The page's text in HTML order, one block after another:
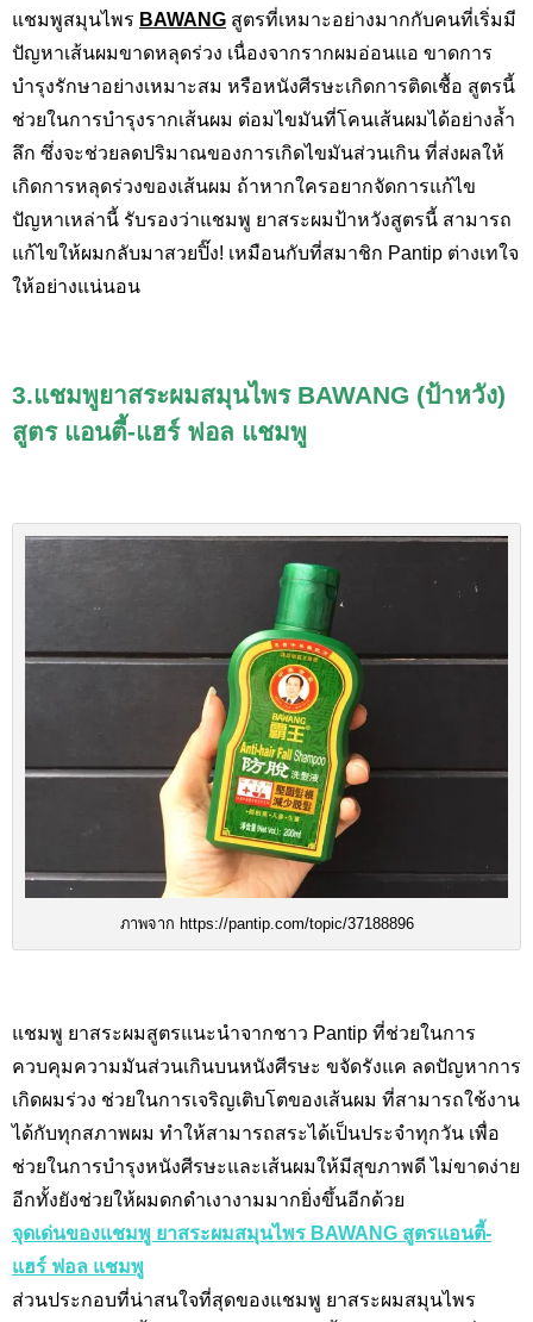
แชมพูสมุนไพร BAWANG สูตรที่เหมาะอย่างมากกับคนที่เริ่มมี
ปัญหาเส้นผมขาดหลุดร่วง เนื่องจากรากผมอ่อนแอ ขาดการ
บำรุงรักษาอย่างเหมาะสม หรือหนังศีรษะเกิดการติดเชื้อ สูตรนี้
ช่วยในการบำรุงรากเส้นผม ต่อมไขมันที่โคนเส้นผมได้อย่างล้ำ
ลึก ซึ่งจะช่วยลดปริมาณของการเกิดไขมันส่วนเกิน ที่ส่งผลให้
เกิดการหลุดร่วงของเส้นผม ถ้าหากใครอยากจัดการแก้ไข
ปัญหาเหล่านี้ รับรองว่าแชมพู ยาสระผมป้าหวังสูตรนี้ สามารถ
แก้ไขให้ผมกลับมาสวยปิ๊ง! เหมือนกับที่สมาชิก Pantip ต่างเทใจ
ให้อย่างแน่นอน
3.แชมพูยาสระผมสมุนไพร BAWANG (ป้าหวัง)
สูตร แอนตี้-แฮร์ ฟอล แชมพู
ภาพจาก https://pantip.com/topic/37188896
แชมพู ยาสระผมสูตรแนะนำจากชาว Pantip ที่ช่วยในการ
ควบคุมความมันส่วนเกินบนหนังศีรษะ ขจัดรังแค ลดปัญหาการ
เกิดผมร่วง ช่วยในการเจริญเติบโตของเส้นผม ที่สามารถใช้งาน
ได้กับทุกสภาพผม ทำให้สามารถสระได้เป็นประจำทุกวัน เพื่อ
ช่วยในการบำรุงหนังศีรษะและเส้นผมให้มีสุขภาพดี ไม่ขาดง่าย
อีกทั้งยังช่วยให้ผมดกดำเงางามมากยิ่งขึ้นอีกด้วย
จุดเด่นของแชมพู ยาสระผมสมุนไพร BAWANG สูตรแอนตี้-
แฮร์ ฟอล แชมพู
ส่วนประกอบที่น่าสนใจที่สุดของแชมพู ยาสระผมสมุนไพร